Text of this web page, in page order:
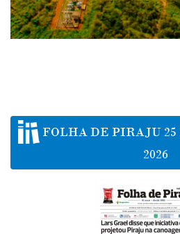
FOLHA DE PIRAJU 25
2026